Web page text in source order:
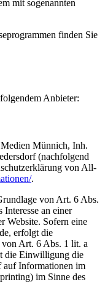
mit sogenannten
finden Sie
Anbieter:
Münnich, Inh.
(nachfolgend
von All-
.
von Art. 6 Abs.
an einer
Website. Sofern eine
erfolgt die
Art. 6 Abs. 1 lit. a
die Einwilligung die
auf Informationen im
im Sinne des